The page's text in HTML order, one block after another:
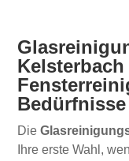
Bedürfnisse
Die
Ihre erste Wahl,